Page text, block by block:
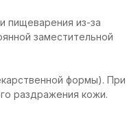
пищеварения из-за
заместительной
формы). При
раздражения кожи.